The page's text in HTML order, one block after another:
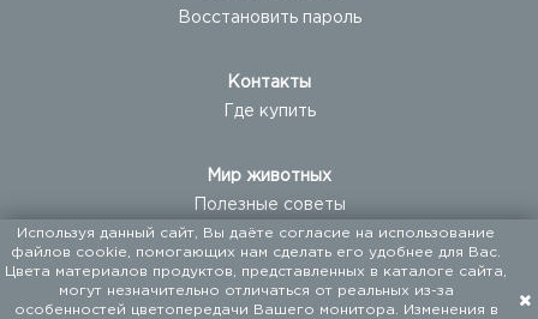
Восстановить пароль
Контакты
Где купить
Мир животных
Полезные советы
Новости
Новые продукты
Используя данный сайт, Вы даёте согласие на использование
файлов cookie, помогающих нам сделать его удобнее для Вас.
Цвета материалов продуктов, представленных в каталоге сайта,
могут незначительно отличаться от реальных из-за
особенностей цветопередачи Вашего монитора. Изменения в